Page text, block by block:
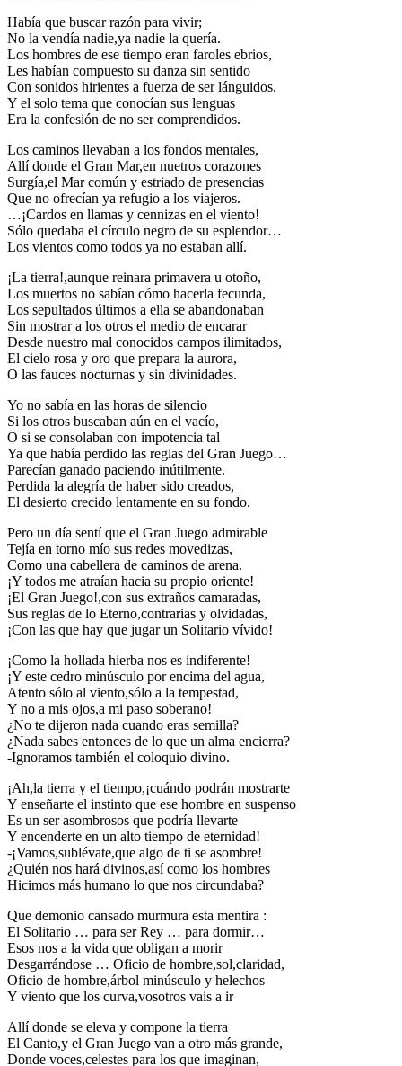
Había que buscar razón para vivir;
No la vendía nadie,ya nadie la quería.
Los hombres de ese tiempo eran faroles ebrios,
Les habían compuesto su danza sin sentido
Con sonidos hirientes a fuerza de ser lánguidos,
Y el solo tema que conocían sus lenguas
Era la confesión de no ser comprendidos.
Los caminos llevaban a los fondos mentales,
Allí donde el Gran Mar,en nuetros corazones
Surgía,el Mar común y estriado de presencias
Que no ofrecían ya refugio a los viajeros.
…¡Cardos en llamas y cennizas en el viento!
Sólo quedaba el círculo negro de su esplendor…
Los vientos como todos ya no estaban allí.
¡La tierra!,aunque reinara primavera u otoño,
Los muertos no sabían cómo hacerla fecunda,
Los sepultados últimos a ella se abandonaban
Sin mostrar a los otros el medio de encarar
Desde nuestro mal conocidos campos ilimitados,
El cielo rosa y oro que prepara la aurora,
O las fauces nocturnas y sin divinidades.
Yo no sabía en las horas de silencio
Si los otros buscaban aún en el vacío,
O si se consolaban con impotencia tal
Ya que había perdido las reglas del Gran Juego…
Parecían ganado paciendo inútilmente.
Perdida la alegría de haber sido creados,
El desierto crecido lentamente en su fondo.
Pero un día sentí que el Gran Juego admirable
Tejía en torno mío sus redes movedizas,
Como una cabellera de caminos de arena.
¡Y todos me atraían hacia su propio oriente!
¡El Gran Juego!,con sus extraños camaradas,
Sus reglas de lo Eterno,contrarias y olvidadas,
¡Con las que hay que jugar un Solitario vívido!
¡Como la hollada hierba nos es indiferente!
¡Y este cedro minúsculo por encima del agua,
Atento sólo al viento,sólo a la tempestad,
Y no a mis ojos,a mi paso soberano!
¿No te dijeron nada cuando eras semilla?
¿Nada sabes entonces de lo que un alma encierra?
-Ignoramos también el coloquio divino.
¡Ah,la tierra y el tiempo,¡cuándo podrán mostrarte
Y enseñarte el instinto que ese hombre en suspenso
Es un ser asombrosos que podría llevarte
Y encenderte en un alto tiempo de eternidad!
-¡Vamos,sublévate,que algo de ti se asombre!
¿Quién nos hará divinos,así como los hombres
Hicimos más humano lo que nos circundaba?
Que demonio cansado murmura esta mentira :
El Solitario … para ser Rey … para dormir…
Esos nos a la vida que obligan a morir
Desgarrándose … Oficio de hombre,sol,claridad,
Oficio de hombre,árbol minúsculo y helechos
Y viento que los curva,vosotros vais a ir
Allí donde se eleva y compone la tierra
El Canto,y el Gran Juego van a otro más grande,
Donde voces,celestes para los que imaginan,